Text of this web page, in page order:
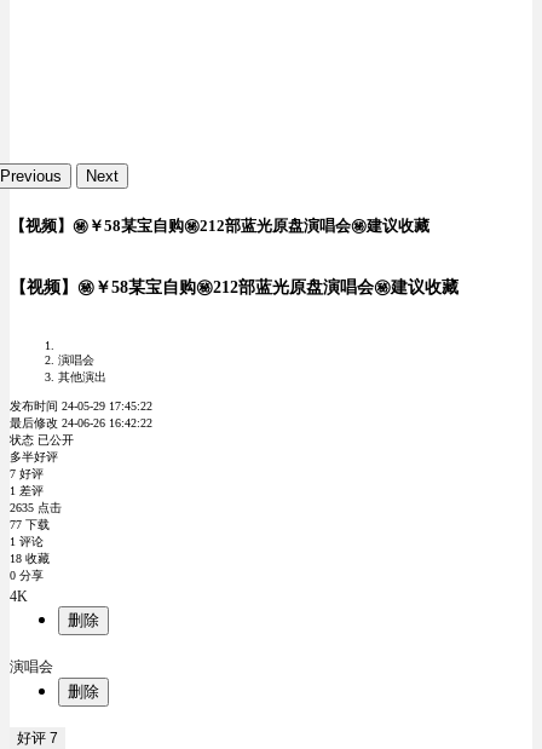
Previous Next
【视频】㊙️￥58某宝自购㊙️212部蓝光原盘演唱会㊙️建议收藏
【视频】㊙️￥58某宝自购㊙️212部蓝光原盘演唱会㊙️建议收藏
演唱会
其他演出
发布时间 24-05-29 17:45:22
最后修改 24-06-26 16:42:22
状态 已公开
多半好评
7 好评
1 差评
2635 点击
77 下载
1 评论
18 收藏
0 分享
4K
删除
演唱会
删除
好评 7